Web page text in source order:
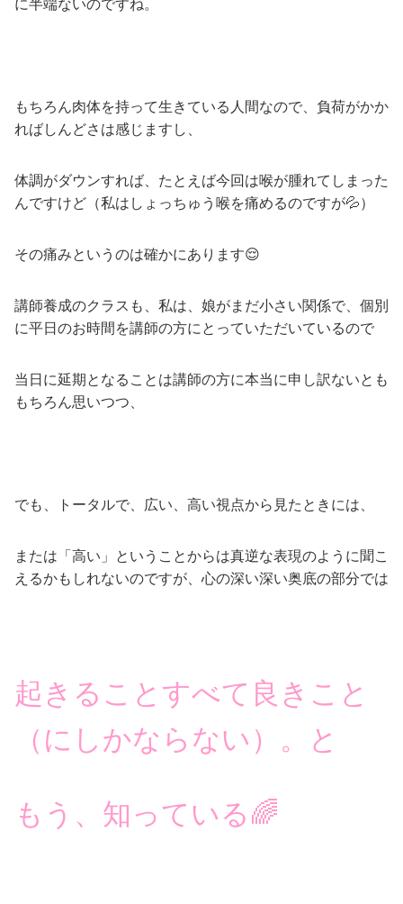
に半端ないのですね。
もちろん肉体を持って生きている人間なので、負荷がかか
ればしんどさは感じますし、
体調がダウンすれば、たとえば今回は喉が腫れてしまった
んですけど（私はしょっちゅう喉を痛めるのですが💦）
その痛みというのは確かにあります😌
講師養成のクラスも、私は、娘がまだ小さい関係で、個別
に平日のお時間を講師の方にとっていただいているので
当日に延期となることは講師の方に本当に申し訳ないとも
もちろん思いつつ、
でも、トータルで、広い、高い視点から見たときには、
または「高い」ということからは真逆な表現のように聞こ
えるかもしれないのですが、心の深い深い奥底の部分では
起きることすべて良きこと
（にしかならない）。
と
もう、知っている🌈